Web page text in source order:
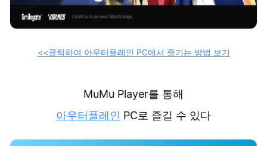
<<클릭하여 아우터플레인 PC에서 즐기는 방법 보기
MuMu Player를 통해
아우터플레인 PC로 즐길 수 있다